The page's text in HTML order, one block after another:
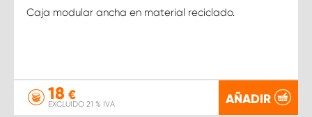
Caja modular ancha en material reciclado.
18 €
EXCLUIDO 21 % IVA AÑADIR